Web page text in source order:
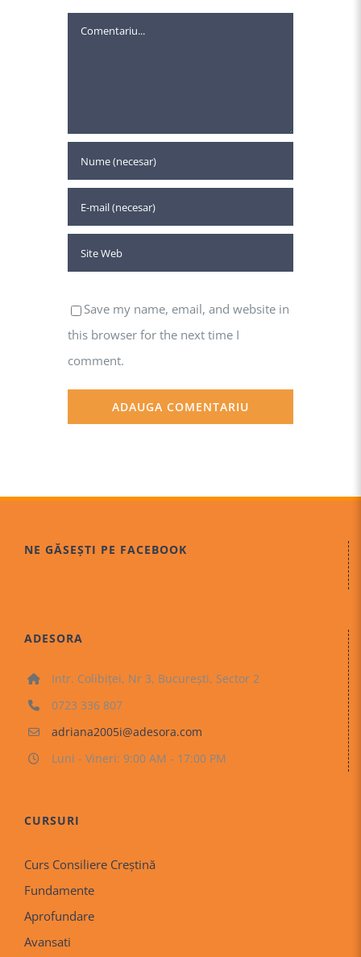
Comment
Save my name, email, and website in
this browser for the next time I
comment.
NE GĂSEȘTI PE FACEBOOK
ADESORA
Intr. Colibiței, Nr 3, București, Sector 2
0723 336 807
adriana2005i@adesora.com
Luni - Vineri: 9:00 AM - 17:00 PM
CURSURI
Curs Consiliere Creştină
Fundamente
Aprofundare
Avansati